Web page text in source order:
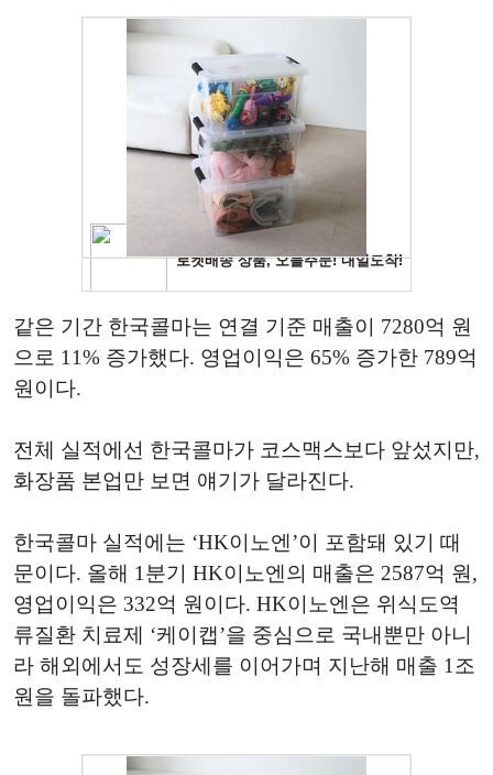
같은 기간 한국콜마는 연결 기준 매출이 7280억 원
으로 11% 증가했다. 영업이익은 65% 증가한 789억
원이다.
전체 실적에선 한국콜마가 코스맥스보다 앞섰지만,
화장품 본업만 보면 얘기가 달라진다.
한국콜마 실적에는 ‘HK이노엔’이 포함돼 있기 때
문이다. 올해 1분기 HK이노엔의 매출은 2587억 원,
영업이익은 332억 원이다. HK이노엔은 위식도역
류질환 치료제 ‘케이캡’을 중심으로 국내뿐만 아니
라 해외에서도 성장세를 이어가며 지난해 매출 1조
원을 돌파했다.